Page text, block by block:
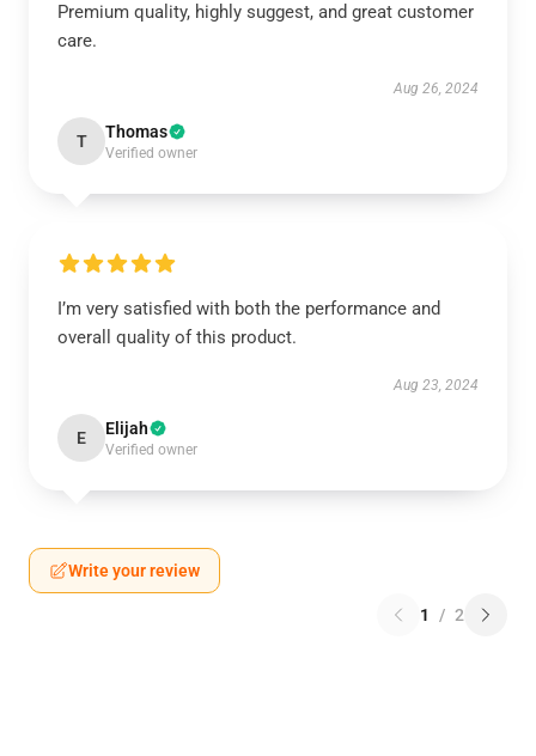
Premium quality, highly suggest, and great customer
care.
Aug 26, 2024
T Thomas
Verified owner
I’m very satisfied with both the performance and
overall quality of this product.
Aug 23, 2024
E Elijah
Verified owner
Write your review
1 / 2